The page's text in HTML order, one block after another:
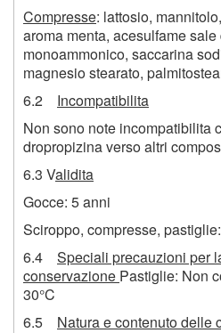
Compresse: lattosio,
aroma menta, acesulfame
monoammonico, saccarina
magnesio stearato,
6.2 Incompatibilita
Non sono note incompatibilita
dropropizina verso altri
6.3 Validita
Gocce: 5 anni
Sciroppo, compresse,
6.4 Speciali precauzioni per
conservazione Pastiglie: Non
30°C
6.5 Natura e contenuto delle